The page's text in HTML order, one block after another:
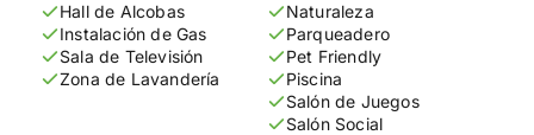
Hall de Alcobas
Instalación de Gas
Sala de Televisión
Zona de Lavandería
Naturaleza
Parqueadero
Pet Friendly
Piscina
Salón de Juegos
Salón Social